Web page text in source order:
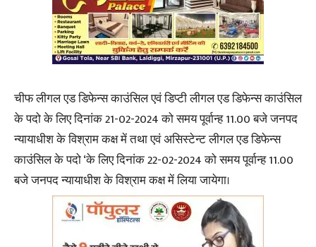
चीफ लीगल एड डिफेन्स काउंसिल एवं डिप्टी लीगल एड डिफेन्स काउंसिल
के पदो के लिए दिनांक 21-02-2024 को समय पूर्वान्ह 11.00 बजे जनपद
न्यायाधीश के विश्राम कक्ष में तथा एवं असिस्टेन्ट लीगल एड डिफेन्स
काउंसिल के पदो ‘के लिए दिनांक 22-02-2024 को समय पूर्वान्ह 11.00
बजे जनपद न्यायाधीश के विश्राम कक्ष में लिया जायेगा।